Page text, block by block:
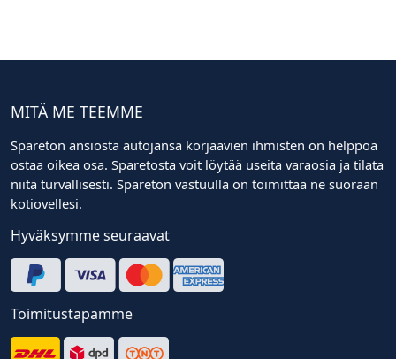
MITÄ ME TEEMME
Spareton ansiosta autojansa korjaavien ihmisten on helppoa
ostaa oikea osa. Sparetosta voit löytää useita varaosia ja tilata
niitä turvallisesti. Spareton vastuulla on toimittaa ne suoraan
kotiovellesi.
Hyväksymme seuraavat
Toimitustapamme